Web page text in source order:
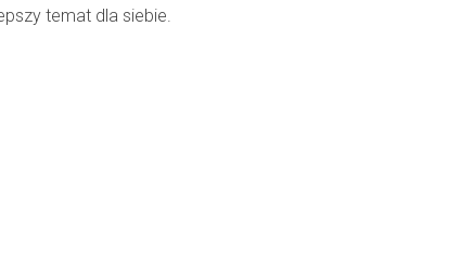
temat dla siebie.